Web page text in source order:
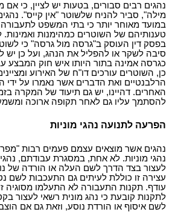
נהגים רבים סבורים, בטעות יש לציין, כי אם
מילה", סביר להניח שלשוטר "אין קייס".
במועד מאוחר יותר כי בתי המשפט
טענותיהם של השוטרים כמהימנות
בפסק דין העוסק ב"גרסה מול גרסה" כי
סיבה לשקר או להפליל את הנהג, ועל כן יש
כגרסה אמינה בתור היותו איש חוק המבצע
כן, השוטרים עורכים דו"ח של האירוע
הרלבנטיים ואת הדברים אשר נאמרו על ידי
האחרים. דהיינו, יש גם תיעוד של המקרה
להסתמך עליו גם לאחר תקופה ארוכה
הפרעה לתנועה נהגי מוניות
נהגים אשר מוצאים עצמם פעמים רבות
נהגי מוניות. לא אחת, במסגרת עבודתם,
לעצור בצד הדרך לשם העלה או הורדה של
עצירה זו כוללת לעיתים גם התעכבות לשם
לתקנות קובעת כי נהג מונית רשאי לעצור
לשם איסוף או הורדת נוסע, וזאת גם אם